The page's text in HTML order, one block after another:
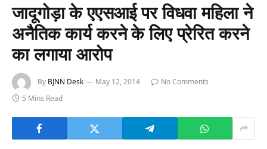
जादूगोड़ा के एएसआई पर विधवा महिला ने
अनैतिक कार्य करने के लिए प्रेरित करने
का लगाया आरोप
By BJNN Desk May 12, 2014
No Comments
5 Mins Read